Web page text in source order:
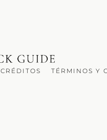
CRÉDITOS TÉRMINOS Y